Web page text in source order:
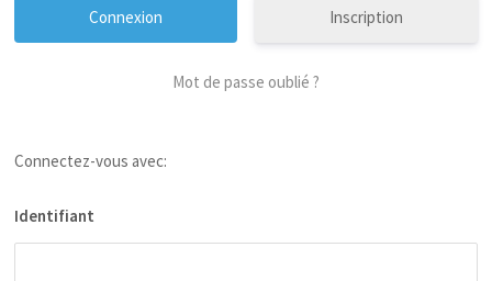
Inscription
Mot de passe oublié ?
Connectez-vous avec:
Identifiant